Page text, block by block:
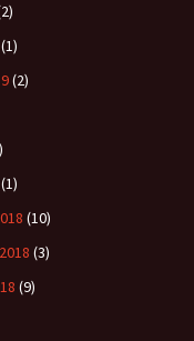
(1)
(2)
(1)
(10)
(3)
(9)